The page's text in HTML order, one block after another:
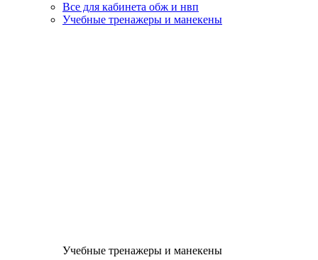
Все для кабинета обж и нвп
Учебные тренажеры и манекены
Учебные тренажеры и манекены